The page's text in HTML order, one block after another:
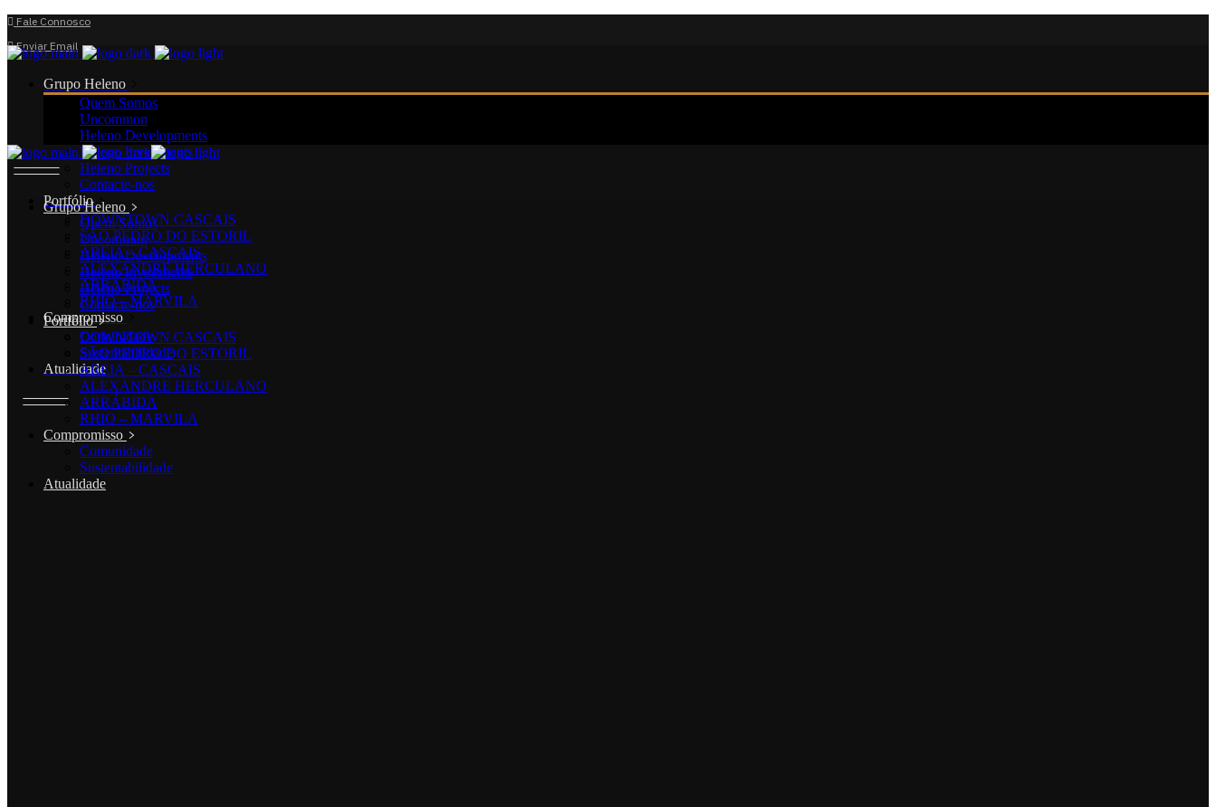
Fale Connosco
Enviar Email
Grupo Heleno
Quem Somos
Uncommon
Heleno Developments
Heleno Investments
Heleno Projects
Contacte-nos
Portfólio
DOWNTOWN CASCAIS
SÃO PEDRO DO ESTORIL
AREIA – CASCAIS
ALEXANDRE HERCULANO
ARRÁBIDA
RHIO – MARVILA
Compromisso
Comunidade
Sustentabilidade
Atualidade
Grupo Heleno
Quem Somos
Uncommon
Heleno Developments
Heleno Investments
Heleno Projects
Contacte-nos
Portfólio
DOWNTOWN CASCAIS
SÃO PEDRO DO ESTORIL
AREIA – CASCAIS
ALEXANDRE HERCULANO
ARRÁBIDA
RHIO – MARVILA
Compromisso
Comunidade
Sustentabilidade
Atualidade